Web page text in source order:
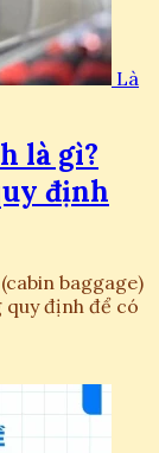
Là
là gì?
định
baggage)
quy định để có